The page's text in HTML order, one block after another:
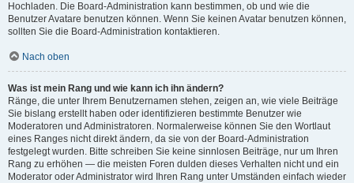
Hochladen. Die Board-Administration kann bestimmen, ob und wie die
Benutzer Avatare benutzen können. Wenn Sie keinen Avatar benutzen können,
sollten Sie die Board-Administration kontaktieren.
Nach oben
Was ist mein Rang und wie kann ich ihn ändern?
Ränge, die unter Ihrem Benutzernamen stehen, zeigen an, wie viele Beiträge
Sie bislang erstellt haben oder identifizieren bestimmte Benutzer wie
Moderatoren und Administratoren. Normalerweise können Sie den Wortlaut
eines Ranges nicht direkt ändern, da sie von der Board-Administration
festgelegt wurden. Bitte schreiben Sie keine sinnlosen Beiträge, nur um Ihren
Rang zu erhöhen — die meisten Foren dulden dieses Verhalten nicht und ein
Moderator oder Administrator wird Ihren Rang unter Umständen einfach wieder